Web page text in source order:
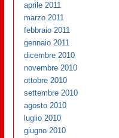
aprile 2011
marzo 2011
febbraio 2011
gennaio 2011
dicembre 2010
novembre 2010
ottobre 2010
settembre 2010
agosto 2010
luglio 2010
giugno 2010